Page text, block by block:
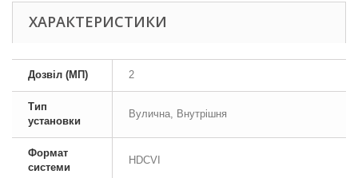
ХАРАКТЕРИСТИКИ
Дозвіл (МП) 2
Тип
установки
Вулична, Внутрішня
Формат
системи
HDCVI